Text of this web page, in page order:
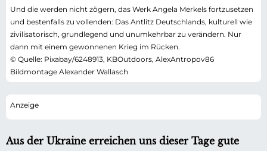
Und die werden nicht zögern, das Werk Angela Merkels fortzusetzen
und bestenfalls zu vollenden: Das Antlitz Deutschlands, kulturell wie
zivilisatorisch, grundlegend und unumkehrbar zu verändern. Nur
dann mit einem gewonnenen Krieg im Rücken.
© Quelle: Pixabay/6248913, KBOutdoors, AlexAntropov86
Bildmontage Alexander Wallasch
Aus der Ukraine erreichen uns dieser Tage gute